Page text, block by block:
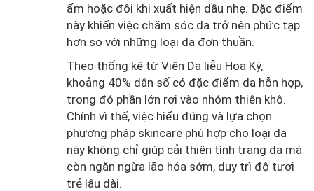
ẩm hoặc đôi khi xuất hiện dầu nhẹ. Đặc điểm
này khiến việc chăm sóc da trở nên phức tạp
hơn so với những loại da đơn thuần.
Theo thống kê từ Viện Da liễu Hoa Kỳ,
khoảng 40% dân số có đặc điểm da hỗn hợp,
trong đó phần lớn rơi vào nhóm thiên khô.
Chính vì thế, việc hiểu đúng và lựa chọn
phương pháp skincare phù hợp cho loại da
này không chỉ giúp cải thiện tình trạng da mà
còn ngăn ngừa lão hóa sớm, duy trì độ tươi
trẻ lâu dài.